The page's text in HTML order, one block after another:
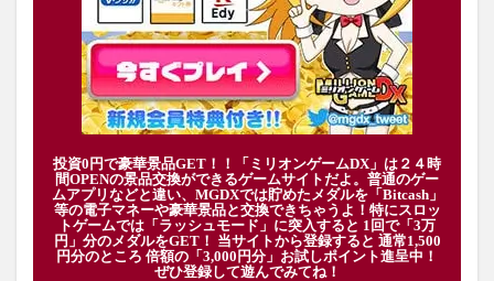
投資0円で豪華景品GET！！「ミリオンゲームDX」は２４時
間OPENの景品交換ができるゲームサイトだよ。普通のゲー
ムアプリなどと違い、MGDXでは貯めたメダルを「Bitcash」
等の電子マネーや豪華景品と交換できちゃうよ！特にスロッ
トゲームでは「ラッシュモード」に突入すると 1回で「3万
円」分のメダルをGET！ 当サイトから登録すると 通常1,500
円分のところ 倍額の「3,000円分」お試しポイント進呈中！
ぜひ登録して遊んでみてね！